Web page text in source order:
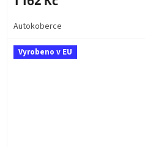
Autokoberce
Vyrobeno v EU